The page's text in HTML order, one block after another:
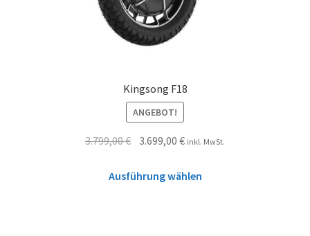
Kingsong F18
ANGEBOT!
3.799,00€ 3.699,00€ inkl. MwSt.
Ausführung wählen